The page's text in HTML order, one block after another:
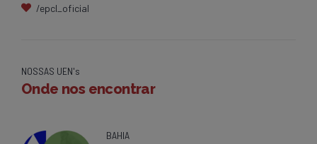
/epcl_oficial
NOSSAS UEN's
Onde nos encontrar
BAHIA